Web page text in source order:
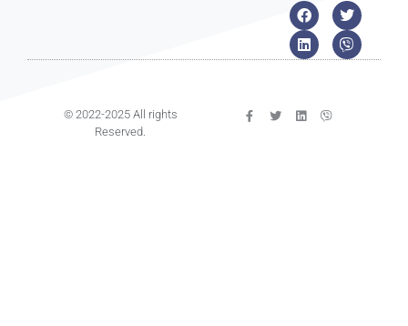
© 2022-2025 All rights
Reserved.